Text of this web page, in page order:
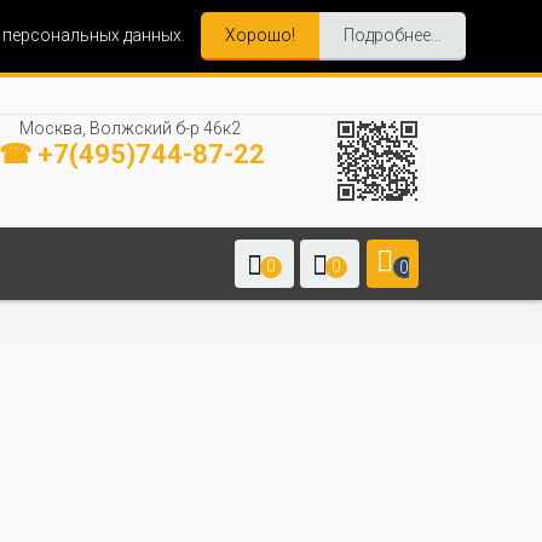
данных. Хорошо! Подробнее...
Москва, Волжский б-р 46к2
☎ +7(495)744-87-22
0 0 0